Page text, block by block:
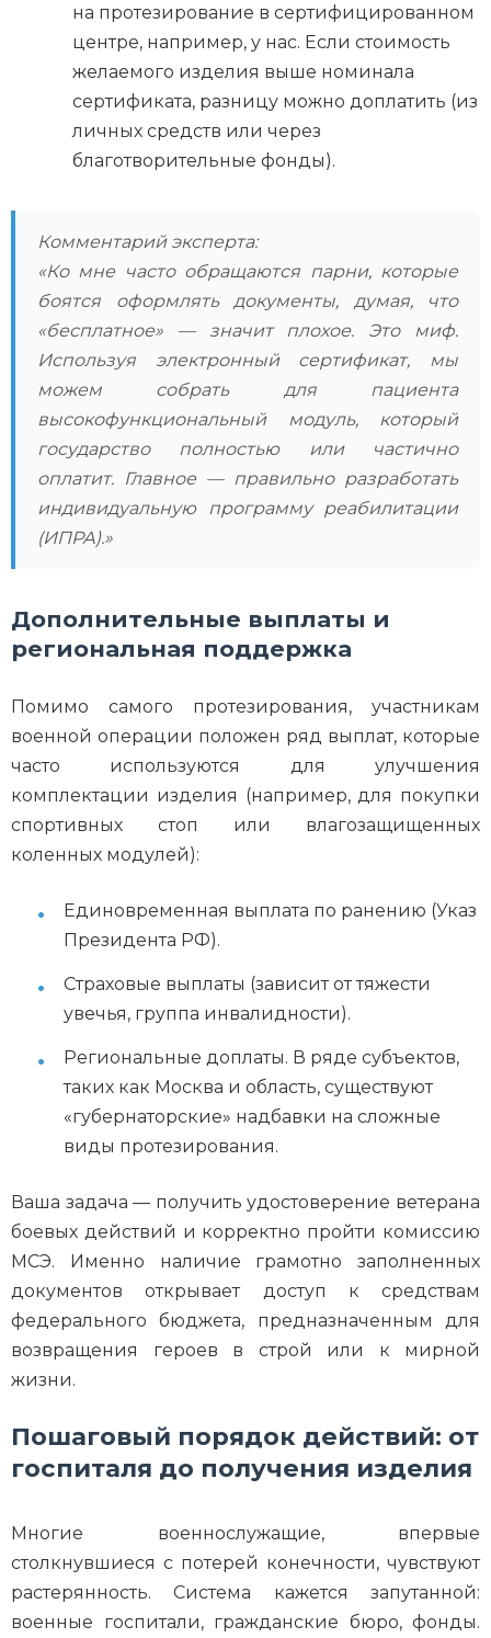
на протезирование в сертифицированном
центре, например, у нас. Если стоимость
желаемого изделия выше номинала
сертификата, разницу можно доплатить (из
личных средств или через
благотворительные фонды).
Комментарий эксперта:
«Ко мне часто обращаются парни, которые
боятся оформлять документы, думая, что
«бесплатное» — значит плохое. Это миф.
Используя электронный сертификат, мы
можем собрать для пациента
высокофункциональный модуль, который
государство полностью или частично
оплатит. Главное — правильно разработать
индивидуальную программу реабилитации
(ИПРА).»
Дополнительные выплаты и
региональная поддержка
Помимо самого протезирования, участникам
военной операции положен ряд выплат, которые
часто используются для улучшения
комплектации изделия (например, для покупки
спортивных стоп или влагозащищенных
коленных модулей):
Единовременная выплата по ранению (Указ
Президента РФ).
Страховые выплаты (зависит от тяжести
увечья, группа инвалидности).
Региональные доплаты. В ряде субъектов,
таких как Москва и область, существуют
«губернаторские» надбавки на сложные
виды протезирования.
Ваша задача — получить удостоверение ветерана
боевых действий и корректно пройти комиссию
МСЭ. Именно наличие грамотно заполненных
документов открывает доступ к средствам
федерального бюджета, предназначенным для
возвращения героев в строй или к мирной
жизни.
Пошаговый порядок действий: от
госпиталя до получения изделия
Многие военнослужащие, впервые
столкнувшиеся с потерей конечности, чувствуют
растерянность. Система кажется запутанной:
военные госпитали, гражданские бюро, фонды.